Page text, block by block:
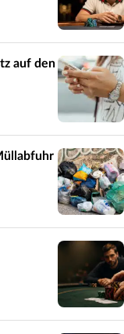
auf den